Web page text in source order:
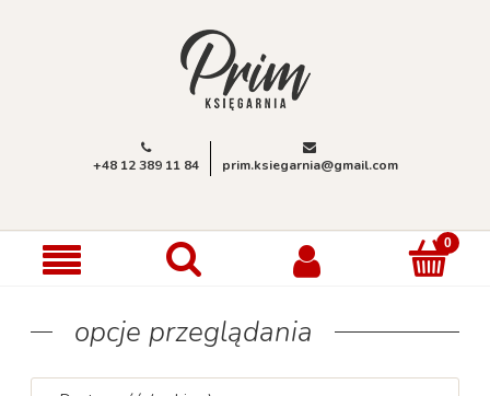
+48 12 389 11 84 prim.ksiegarnia@gmail.com
opcje przeglądania